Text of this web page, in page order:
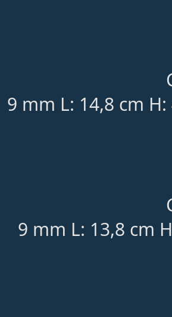
9 mm L: 14,8 cm
9 mm L: 13,8 cm